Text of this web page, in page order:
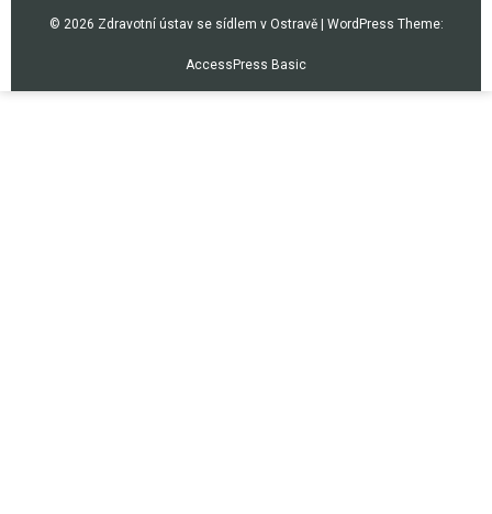
© 2026 Zdravotní ústav se sídlem v Ostravě | WordPress Theme:
AccessPress Basic